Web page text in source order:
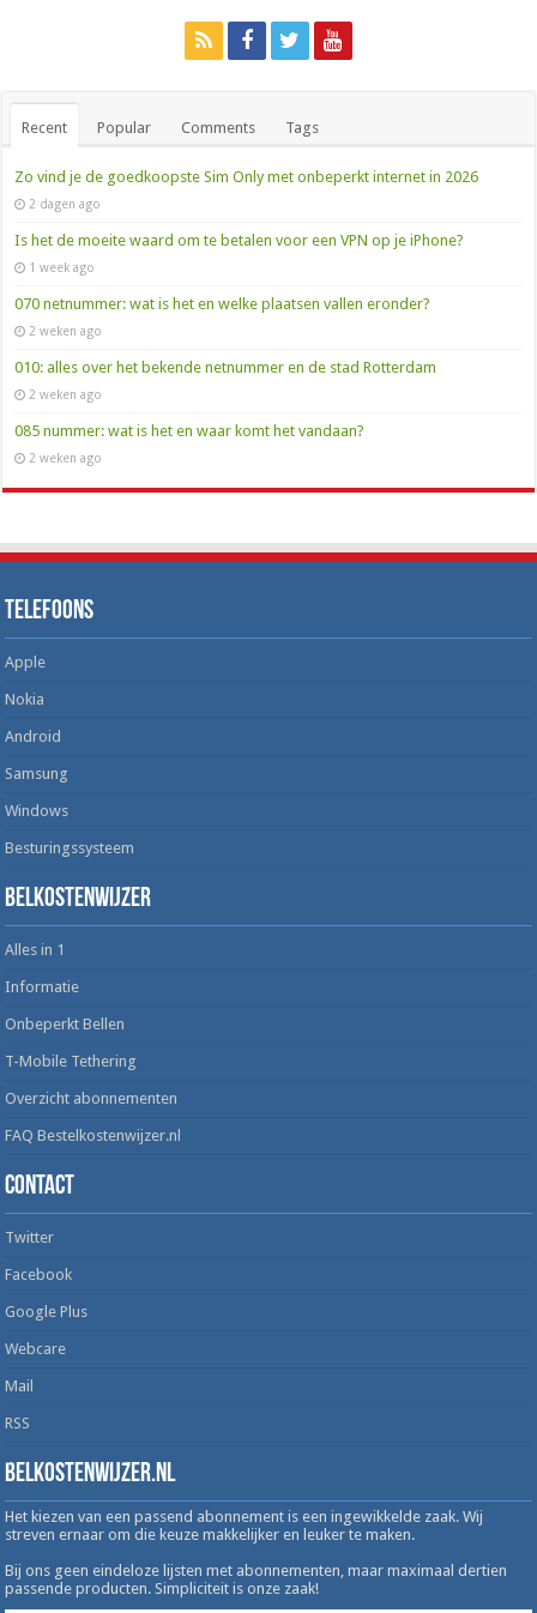
Recent Popular Comments Tags
Zo vind je de goedkoopste Sim Only met onbeperkt internet in 2026
2 dagen ago
Is het de moeite waard om te betalen voor een VPN op je iPhone?
1 week ago
070 netnummer: wat is het en welke plaatsen vallen eronder?
2 weken ago
010: alles over het bekende netnummer en de stad Rotterdam
2 weken ago
085 nummer: wat is het en waar komt het vandaan?
2 weken ago
Telefoons
Apple
Nokia
Android
Samsung
Windows
Besturingssysteem
Belkostenwijzer
Alles in 1
Informatie
Onbeperkt Bellen
T-Mobile Tethering
Overzicht abonnementen
FAQ Bestelkostenwijzer.nl
Contact
Twitter
Facebook
Google Plus
Webcare
Mail
RSS
Belkostenwijzer.nl
Het kiezen van een passend abonnement is een ingewikkelde zaak. Wij
streven ernaar om die keuze makkelijker en leuker te maken.
Bij ons geen eindeloze lijsten met abonnementen, maar maximaal dertien
passende producten. Simpliciteit is onze zaak!